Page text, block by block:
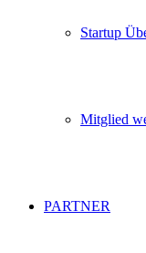
Startup
Mitglied
PARTNER